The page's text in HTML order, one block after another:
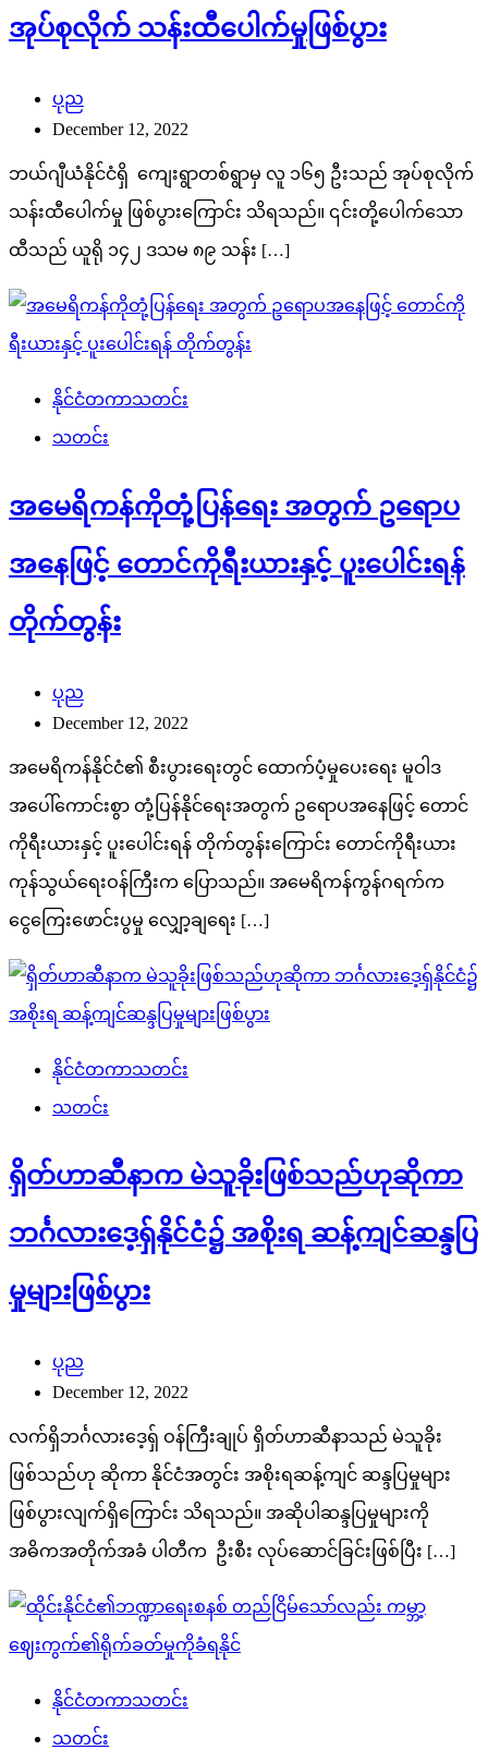
အုပ်စုလိုက် သန်းထီပေါက်မှုဖြစ်ပွား
ပုည
December 12, 2022
ဘယ်ဂျီယံနိုင်ငံရှိ ကျေးရွာတစ်ရွာမှ လူ ၁၆၅ ဦးသည် အုပ်စုလိုက်
သန်းထီပေါက်မှု ဖြစ်ပွားကြောင်း သိရသည်။ ၎င်းတို့ပေါက်သော
ထီသည် ယူရို ၁၄၂ ဒသမ ၈၉ သန်း […]
နိုင်ငံတကာသတင်း
သတင်း
အမေရိကန်ကိုတုံ့ပြန်ရေး အတွက် ဥရောပ
အနေဖြင့် တောင်ကိုရီးယားနှင့် ပူးပေါင်းရန်
တိုက်တွန်း
ပုည
December 12, 2022
အမေရိကန်နိုင်ငံ၏ စီးပွားရေးတွင် ထောက်ပံ့မှုပေးရေး မူဝါဒ
အပေါ်ကောင်းစွာ တုံ့ပြန်နိုင်ရေးအတွက် ဥရောပအနေဖြင့် တောင်
ကိုရီးယားနှင့် ပူးပေါင်းရန် တိုက်တွန်းကြောင်း တောင်ကိုရီးယား
ကုန်သွယ်ရေးဝန်ကြီးက ပြောသည်။ အမေရိကန်ကွန်ဂရက်က
ငွေကြေးဖောင်းပွမှု လျှော့ချရေး […]
နိုင်ငံတကာသတင်း
သတင်း
ရှိတ်ဟာဆီနာက မဲသူခိုးဖြစ်သည်ဟုဆိုကာ
ဘင်္ဂလားဒေ့ရှ်နိုင်ငံ၌ အစိုးရ ဆန့်ကျင်ဆန္ဒပြ
မှုများဖြစ်ပွား
ပုည
December 12, 2022
လက်ရှိဘင်္ဂလားဒေ့ရှ် ဝန်ကြီးချုပ် ရှိတ်ဟာဆီနာသည် မဲသူခိုး
ဖြစ်သည်ဟု ဆိုကာ နိုင်ငံအတွင်း အစိုးရဆန့်ကျင် ဆန္ဒပြမှုများ
ဖြစ်ပွားလျက်ရှိကြောင်း သိရသည်။ အဆိုပါဆန္ဒပြမှုများကို
အဓိကအတိုက်အခံ ပါတီက ဦးစီး လုပ်ဆောင်ခြင်းဖြစ်ပြီး […]
နိုင်ငံတကာသတင်း
သတင်း